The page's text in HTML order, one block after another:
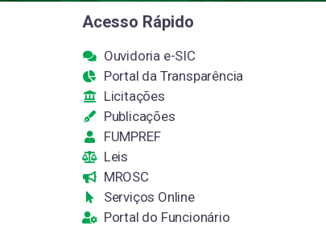
Acesso Rápido
Ouvidoria e-SIC
Portal da Transparência
Licitações
Publicações
FUMPREF
Leis
MROSC
Serviços Online
Portal do Funcionário